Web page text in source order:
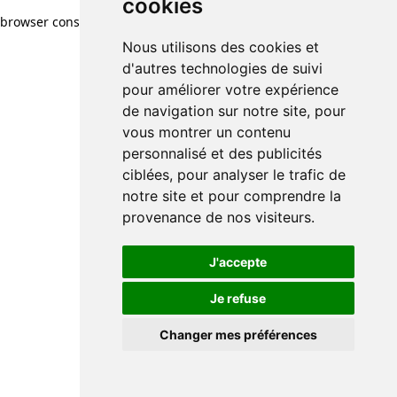
cookies
Nous utilisons des cookies et
d'autres technologies de suivi
pour améliorer votre expérience
de navigation sur notre site, pour
vous montrer un contenu
personnalisé et des publicités
ciblées, pour analyser le trafic de
notre site et pour comprendre la
provenance de nos visiteurs.
J'accepte
Je refuse
Changer mes préférences
browser console for more information)